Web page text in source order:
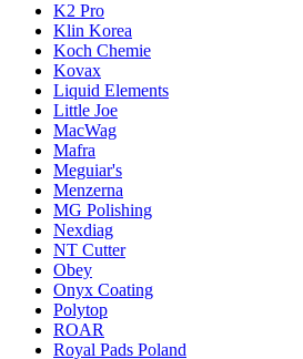
K2 Pro
Klin Korea
Koch Chemie
Kovax
Liquid Elements
Little Joe
MacWag
Mafra
Meguiar's
Menzerna
MG Polishing
Nexdiag
NT Cutter
Obey
Onyx Coating
Polytop
ROAR
Royal Pads Poland